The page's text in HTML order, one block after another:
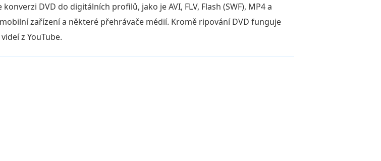
DVD do digitálních profilů, jako je AVI, FLV, Flash (SWF), MP4 a
zařízení a některé přehrávače médií. Kromě ripování DVD funguje
z YouTube.